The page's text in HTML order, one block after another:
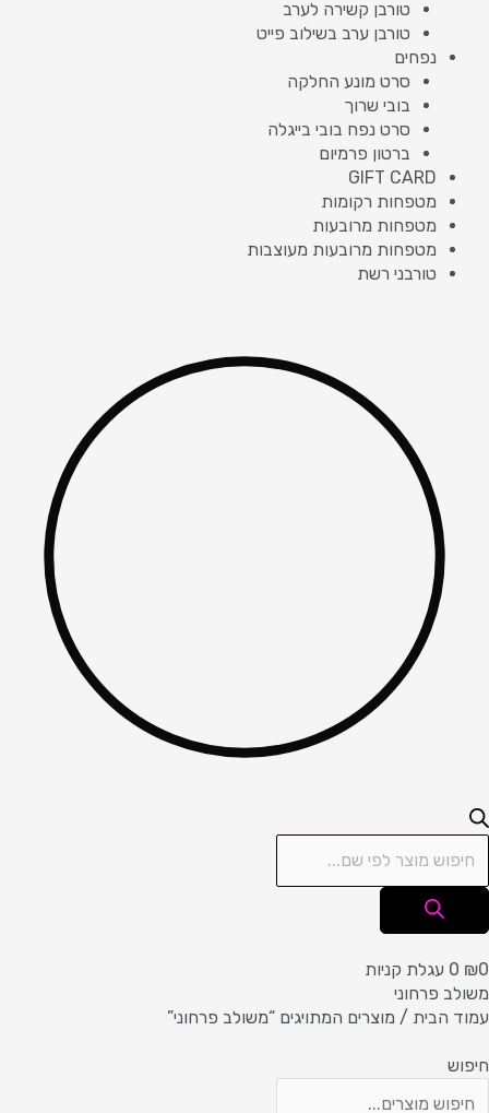
טורבן קשירה לערב
טורבן ערב בשילוב פייט
נפחים
סרט מונע החלקה
בובי שרוך
סרט נפח בובי בייגלה
ברטון פרמיום
GIFT CARD
מטפחות רקומות
מטפחות מרובעות
מטפחות מרובעות מעוצבות
טורבני רשת
₪0
0 עגלת קניות
משולב פרחוני
עמוד הבית / מוצרים המתויגים “משולב פרחוני”
חיפוש